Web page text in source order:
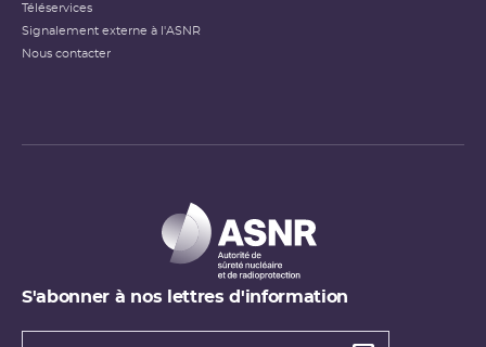
Téléservices
Signalement externe à l'ASNR
Nous contacter
S'abonner à nos lettres d'information
Types de